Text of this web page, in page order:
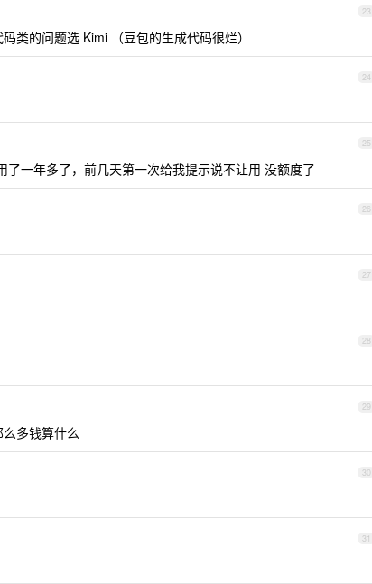
23
类的问题选 Kimi （豆包的生成代码很烂）
24
25
一年多了，前几天第一次给我提示说不让用 没额度了
26
27
28
29
多钱算什么
30
31